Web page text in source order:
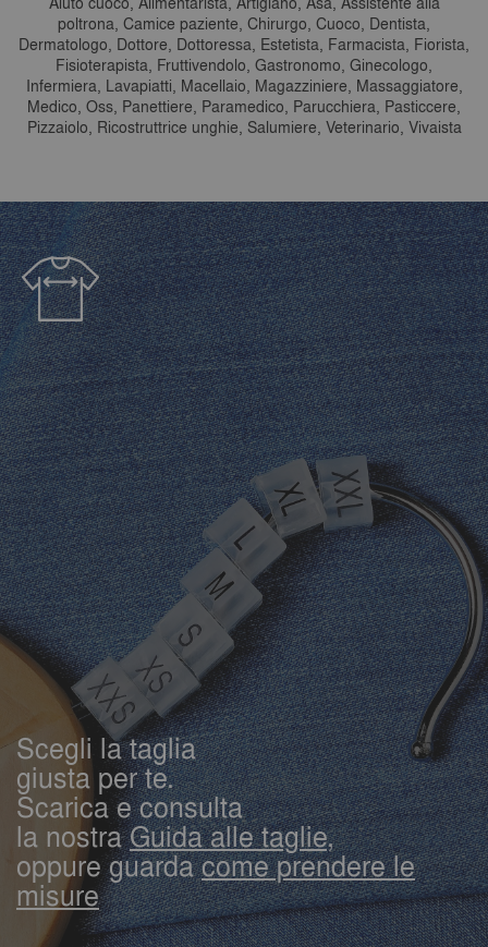
poltrona, Camice paziente, Chirurgo, Cuoco, Dentista,
Dermatologo, Dottore, Dottoressa, Estetista, Farmacista, Fiorista,
Fisioterapista, Fruttivendolo, Gastronomo, Ginecologo,
Infermiera, Lavapiatti, Macellaio, Magazziniere, Massaggiatore,
Medico, Oss, Panettiere, Paramedico, Parucchiera, Pasticcere,
Pizzaiolo, Ricostruttrice unghie, Salumiere, Veterinario, Vivaista
Scegli la taglia
giusta per te.
Scarica e consulta
la nostraGuida alle taglie,
oppure guardacome prendere le
misure